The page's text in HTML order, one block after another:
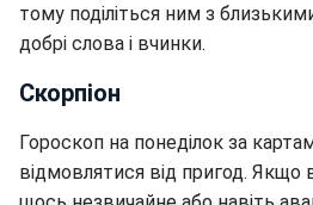
тому поділіться ним з
добрі слова і вчинки.
Скорпіон
Гороскоп на понеділок за
відмовлятися від пригод.